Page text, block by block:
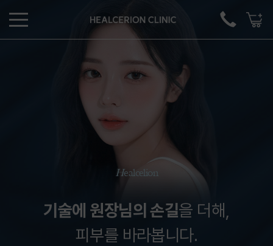
Healcelion
기술에 원장님의 손길을 더해,
피부를 바라봅니다.